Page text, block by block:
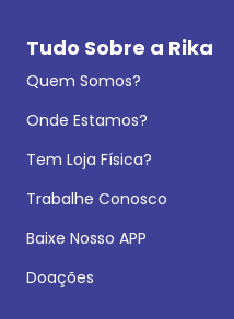
Tudo Sobre a Rika
Quem Somos?
Onde Estamos?
Tem Loja Física?
Trabalhe Conosco
Baixe Nosso APP
Doações